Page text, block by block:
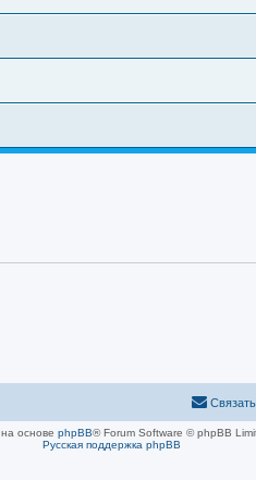
основе phpBB® Forum Software © phpBB
Русская поддержка phpBB